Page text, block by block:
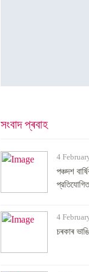
সংবাদ প্ৰবাহ
4
পঞ্চদশ
4
চৰকাৰ